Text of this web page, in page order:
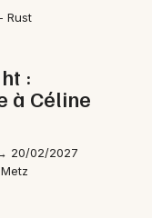
Rust
:
à Céline
20/02/2027